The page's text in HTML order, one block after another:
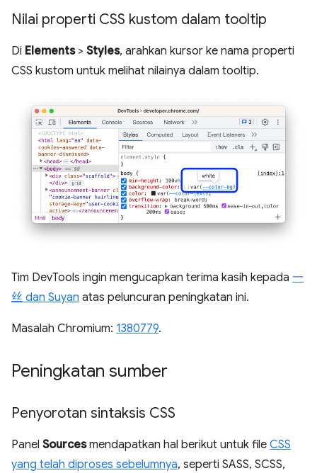
Nilai properti CSS kustom dalam tooltip
Di Elements> Styles, arahkan kursor ke nama properti
CSS kustom untuk melihat nilainya dalam tooltip.
Tim DevTools ingin mengucapkan terima kasih kepada 一
丝 dan Suyan atas peluncuran peningkatan ini.
Masalah Chromium: 1380779.
Peningkatan sumber
Penyorotan sintaksis CSS
Panel Sourcesmendapatkan hal berikut untuk file CSS
yang telah diproses sebelumnya, seperti SASS, SCSS,